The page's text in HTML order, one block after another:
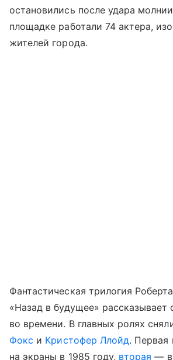
остановились после удара
площадке работали 74 актера,
жителей города.
Фантастическая трилогия
«Назад в будущее» рассказывает
во времени. В главных ролях
Фокс и Кристофер Ллойд. Первая
на экраны в 1985 году, вторая — в